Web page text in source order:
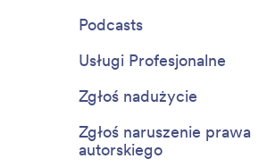
Podcasts
Usługi Profesjonalne
Zgłoś nadużycie
Zgłoś naruszenie prawa
autorskiego